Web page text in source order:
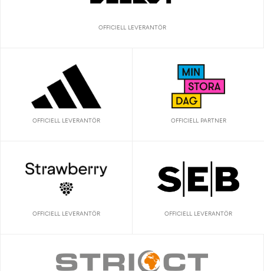
OFFICIELL LEVERANTÖR
OFFICIELL LEVERANTÖR OFFICIELL PARTNER
OFFICIELL LEVERANTÖR OFFICIELL LEVERANTÖR